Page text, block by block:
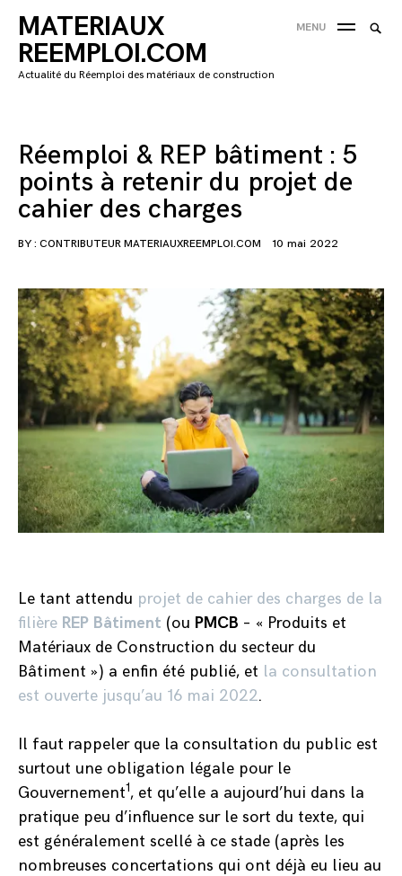
Skip
to
content
MATERIAUX
REEMPLOI.COM
Actualité du Réemploi des matériaux de construction
MENU
Réemploi & REP bâtiment : 5
points à retenir du projet de
cahier des charges
BY : CONTRIBUTEUR MATERIAUXREEMPLOI.COM 10 mai 2022
Le tant attendu projet de cahier des charges de la
filière REP Bâtiment (ou PMCB – « Produits et
Matériaux de Construction du secteur du
Bâtiment ») a enfin été publié, et la consultation
est ouverte jusqu’au 16 mai 2022.
Il faut rappeler que la consultation du public est
surtout une obligation légale pour le
Gouvernement1, et qu’elle a aujourd’hui dans la
pratique peu d’influence sur le sort du texte, qui
est généralement scellé à ce stade (après les
nombreuses concertations qui ont déjà eu lieu au